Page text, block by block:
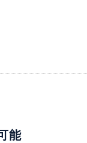
能